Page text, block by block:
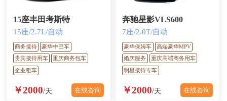
15座丰田考斯特
15座/2.7L/自动
商务接待
豪华中巴车
贵宾接待用车
重庆商务包车
企业租车
￥2000/天 在线咨询
奔驰星影VLS600
7座/2.0T/自动
豪华保姆车
高端豪华MPV
婚庆服务
重庆高端商务用车
明星接待专车
￥2000/天 在线咨询